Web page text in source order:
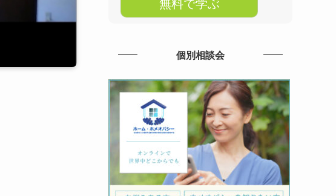
個別相談会